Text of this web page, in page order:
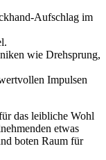
Aufschlag im
wie Drehsprung,
Impulsen
das leibliche Wohl
etwas
boten Raum für